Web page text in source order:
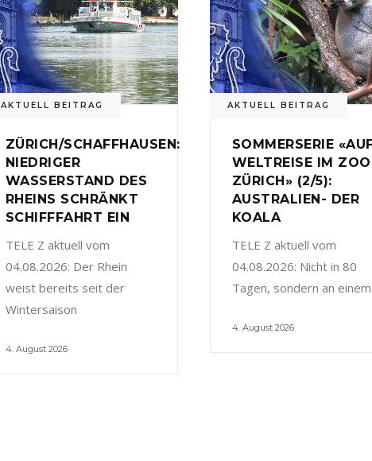
AKTUELL BEITRAG
ZÜRICH/SCHAFFHAUSEN:
NIEDRIGER
WASSERSTAND DES
RHEINS SCHRÄNKT
SCHIFFFAHRT EIN
TELE Z aktuell vom
04.08.2026: Der Rhein
weist bereits seit der
Wintersaison
4. August 2026
AKTUELL BEITRAG
SOMMERSERIE
WELTREISE IM ZOO
ZÜRICH» (2/5):
AUSTRALIEN- DER
KOALA
TELE Z aktuell vom
04.08.2026: Nicht in 80
Tagen, sondern an einem
4. August 2026